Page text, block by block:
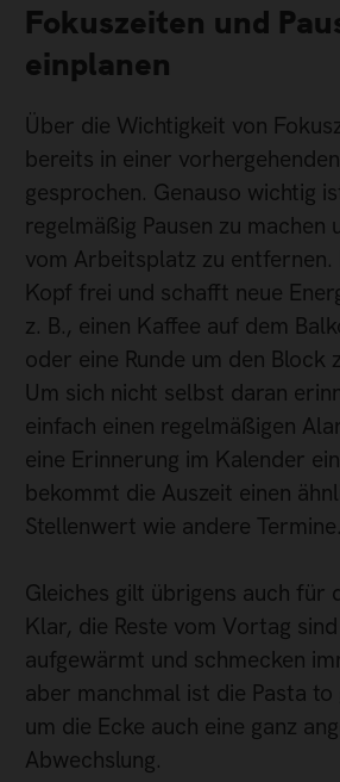
Fokuszeiten und
einplanen
Über die Wichtigkeit von
bereits in einer
gesprochen. Genauso wichtig
regelmäßig Pausen zu machen
vom Arbeitsplatz zu entfernen.
Kopf frei und schafft neue
z. B., einen Kaffee auf dem
oder eine Runde um den Block
Um sich nicht selbst daran
einfach einen regelmäßigen
eine Erinnerung im Kalender
bekommt die Auszeit einen
Stellenwert wie andere Termine.
Gleiches gilt übrigens auch für
Klar, die Reste vom Vortag
aufgewärmt und schmecken
aber manchmal ist die Pasta
um die Ecke auch eine ganz
Abwechslung.